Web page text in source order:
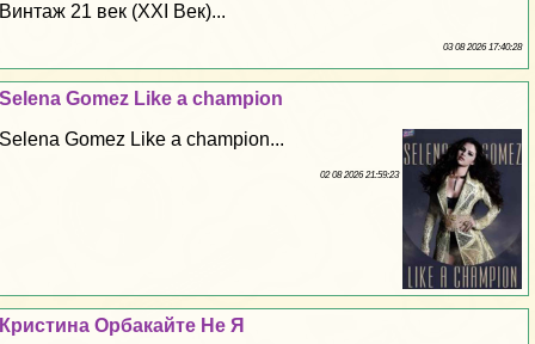
Винтаж 21 век (XXI Век)...
03 08 2026 17:40:28
Selena Gomez Like a champion
Selena Gomez Like a champion...
02 08 2026 21:59:23
Кристина Орбакайте Не Я